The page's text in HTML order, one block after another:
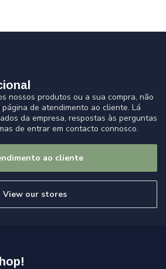
nossos produtos ou a sua compra, não
de atendimento ao cliente. Lá
da empresa, respostas às perguntas
de entrar em contacto connosco.
ao cliente
View our stores